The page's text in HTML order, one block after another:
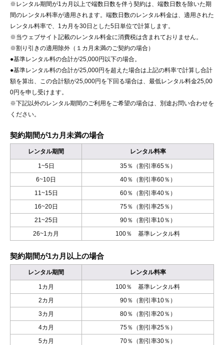
※レンタル期間が1カ月以上で端数日数を伴う契約は、端数日数を除いた期
間のレンタル料率が適用されます。端数日数のレンタル料金は、適用された
レンタル料率で、1カ月を30日とした5日単位で計算します。
※当ウェブサイト記載のレンタル料金に消費税は含まれておりません。
※割り引きの適用除外（１カ月未満のご契約の場合）
●基準レンタル料の合計が25,000円以下の場合。
●基準レンタル料の合計が25,000円を超えた場合は上記の料率で計算し合計
額を算出、この合計額が25,000円を下回る場合は、最低レンタル料金25,00
0円を申し受けます。
※下記以外のレンタル期間のご利用をご希望の場合は、別途お問い合わせを
ください。
契約期間が1カ月未満の場合
レンタル期間 レンタル料率
1~5日
35％（割引率65％）
6~10日
40％（割引率60％）
11~15日
60％（割引率40％）
16~20日
75％（割引率25％）
21~25日
90％（割引率10％）
26~1カ月
100％ 基準レンタル料
契約期間が1カ月以上の場合
レンタル期間 レンタル料率
1カ月
100％ 基準レンタル料
2カ月
90％（割引率10％）
3カ月
80％（割引率20％）
4カ月
75％（割引率25％）
5カ月
70％（割引率30％）